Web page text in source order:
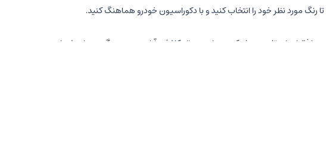
مورد نظر خود را انتخاب کنید و با دکوراسیون خودرو هماهنگ کنید.
فقط برای تفریح سفر کنید، جا دستمال کاغذی آیلین بهترین گزینه برای شماست.